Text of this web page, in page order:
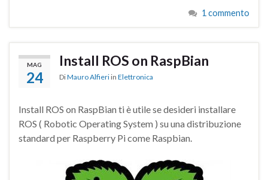
1 commento
MAG
24
Install ROS on RaspBian
DiMauro Alfieri in Elettronica
Install ROS on RaspBian ti è utile se desideri installare
ROS ( Robotic Operating System ) su una distribuzione
standard per Raspberry Pi come Raspbian.